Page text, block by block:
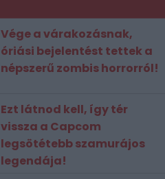
Vége a várakozásnak,
óriási bejelentést tettek a
népszerű zombis horrorról!
Ezt látnod kell, így tér
vissza a Capcom
legsötétebb szamurájos
legendája!